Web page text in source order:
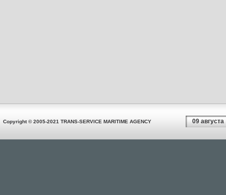
Copyright © 2005-2021 TRANS-SERVICE MARITIME AGENCY 09 августа